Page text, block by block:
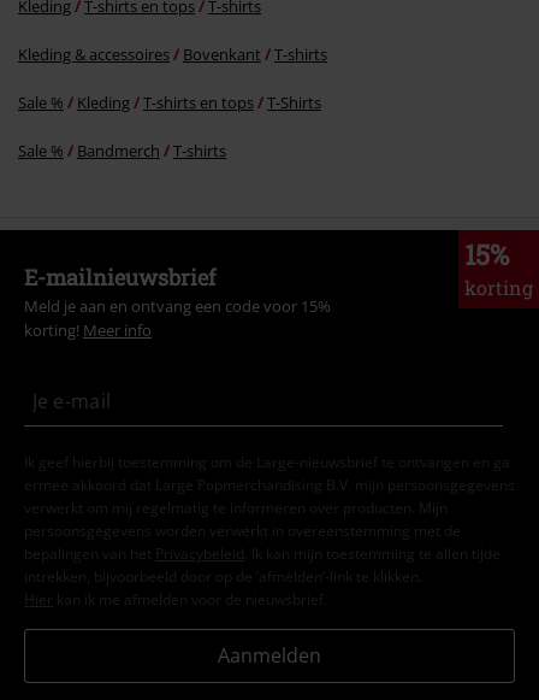
Kleding T-shirts en tops T-shirts
Kleding & accessoires Bovenkant T-shirts
Sale % Kleding T-shirts en tops T-Shirts
Sale % Bandmerch T-shirts
15%
korting
E-mailnieuwsbrief
Meld je aan en ontvang een code voor 15%
korting! Meer info
Ik geef hierbij toestemming om de Large-nieuwsbrief te ontvangen en ga
ermee akkoord dat Large Popmerchandising B.V. mijn persoonsgegevens
verwerkt om mij regelmatig te informeren over producten. Mijn
persoonsgegevens worden verwerkt in overeenstemming met de
bepalingen van het
Privacybeleid . Ik kan mijn toestemming te allen tijde
intrekken, bijvoorbeeld door op de ‘afmelden’-link te klikken.
Hier kan ik me afmelden voor de nieuwsbrief.
Aanmelden